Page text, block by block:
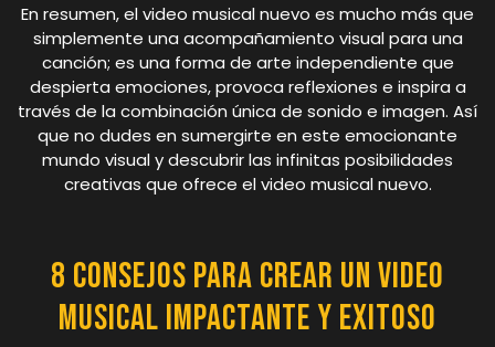
En resumen, el video musical nuevo es mucho más que
simplemente una acompañamiento visual para una
canción; es una forma de arte independiente que
despierta emociones, provoca reflexiones e inspira a
través de la combinación única de sonido e imagen. Así
que no dudes en sumergirte en este emocionante
mundo visual y descubrir las infinitas posibilidades
creativas que ofrece el video musical nuevo.
8 Consejos para Crear un Video
Musical Impactante y Exitoso